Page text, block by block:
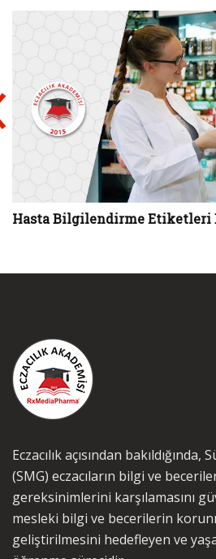
Hasta Bilgilendirme Etiketleri
Eczacılık açısından
(SMG) eczacıların bilgi ve
gereksinimlerini karşılamasını
mesleki bilgi ve becerilerin
geliştirilmesini hedefleyen ve